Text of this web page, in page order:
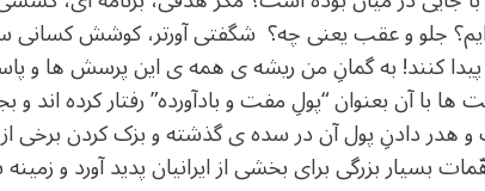
جلو و عقب یعنی چه؟ شگفتی آورتر، کوشش کسانی
پیدا کنند! به گمانِ من ریشه ی همه ی این پرسش ها و
با آن بعنوان “پولِ مفت و بادآورده” رفتار کرده اند
و هدر دادنِ پول آن در سده ی گذشته و بزک کردن برخی از
بسیار بزرگی برای بخشی از ایرانیان پدید آورد و